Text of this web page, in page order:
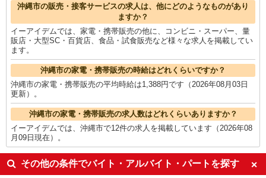
沖縄市の他の職種の平均時給を見る
沖縄市の販売・接客サービスの求人は、他にどのようなものがあり
ますか？
イーアイデムでは、家電・携帯販売の他に、コンビニ・スーパー、量
販店・大型SC・百貨店、食品・試食販売など様々な求人を掲載してい
ます。
沖縄市の家電・携帯販売の時給はどれくらいですか？
沖縄市の家電・携帯販売の平均時給は1,388円です（2026年08月03日
更新）。
沖縄市の家電・携帯販売の求人数はどれくらいありますか？
イーアイデムでは、沖縄市で12件の求人を掲載しています（2026年08
月09日現在）。
その他の条件でバイト・アルバイト・パートを探す